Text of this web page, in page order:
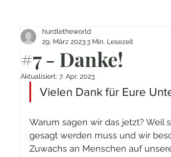
#7 - Danke!
hurdletheworld
29. März 20233 Min. Lesezeit
Aktualisiert: 7. Apr. 2023
Vielen Dank für Eure
Warum sagen wir das jetzt? Weil
gesagt werden muss und wir
Zuwachs an Menschen auf